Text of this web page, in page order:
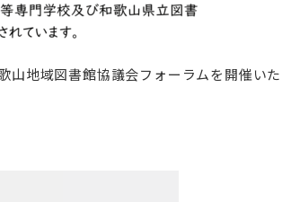
地域図書館協議会フォーラムを開催いた